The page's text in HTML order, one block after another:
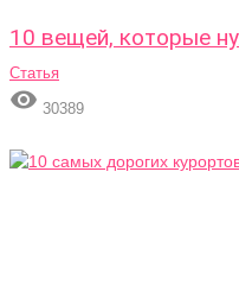
10 вещей, которые
Статья
 30389